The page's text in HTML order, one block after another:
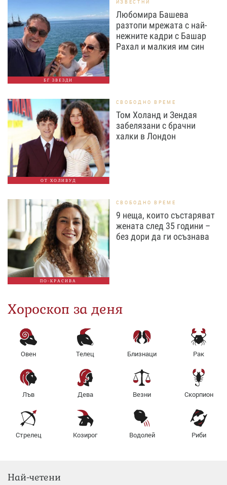
БГ ЗВЕЗДИ
ИЗВЕСТНИ
Любомира Башева
разтопи мрежата с най-
нежните кадри с Башар
Рахал и малкия им син
ОТ ХОЛИВУД
СВОБОДНО ВРЕМЕ
Том Холанд и Зендая
забелязани с брачни
халки в Лондон
ПО-КРАСИВА
СВОБОДНО ВРЕМЕ
9 неща, които състаряват
жената след 35 години –
без дори да ги осъзнава
Хороскоп за деня
Овен Телец Близнаци Рак
Лъв Дева Везни Скорпион
Стрелец Козирог Водолей Риби
Най-четени